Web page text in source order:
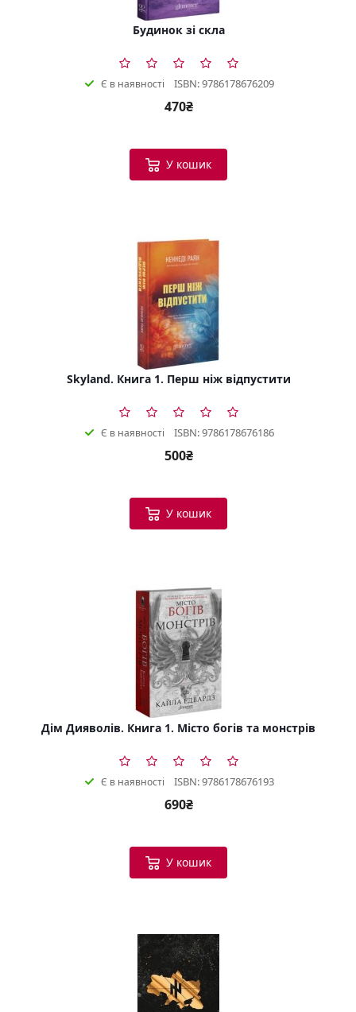
Будинок зі скла
Є в наявності ISBN: 9786178676209
470₴
У кошик
Skyland. Книга 1. Перш ніж відпустити
Є в наявності ISBN: 9786178676186
500₴
У кошик
Дім Дияволів. Книга 1. Місто богів та монстрів
Є в наявності ISBN: 9786178676193
690₴
У кошик